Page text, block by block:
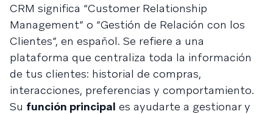
CRM significa “Customer Relationship
Management” o “Gestión de Relación con los
Clientes”, en español. Se refiere a una
plataforma que centraliza toda la información
de tus clientes: historial de compras,
interacciones, preferencias y comportamiento.
Su función principal es ayudarte a gestionar y